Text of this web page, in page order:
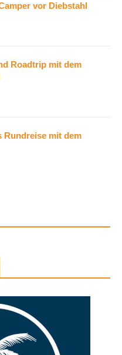
vor Diebstahl
Roadtrip mit dem
Rundreise mit dem